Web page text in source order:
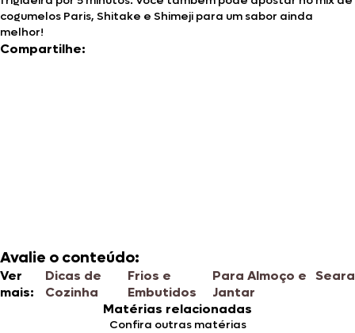
cogumelos Paris, Shitake e Shimeji para um sabor ainda
melhor!
Compartilhe:
Avalie o conteúdo:
Ver
mais:
Dicas de
Cozinha
Frios e
Embutidos
Para Almoço e
Jantar
Seara
Matérias relacionadas
Confira outras matérias